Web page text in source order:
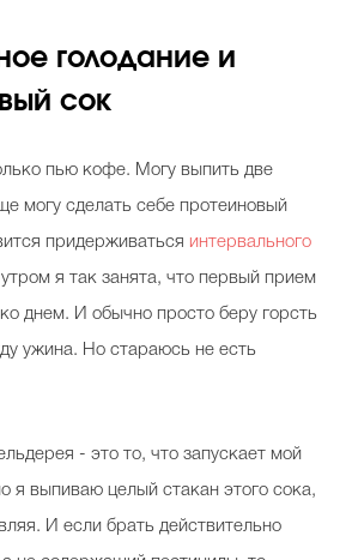
голодание и
сок
пью кофе. Могу выпить две
могу сделать себе протеиновый
придерживаться интервального
я так занята, что первый прием
днем. И обычно просто беру горсть
ужина. Но стараюсь не есть
- это то, что запускает мой
я выпиваю целый стакан этого сока,
И если брать действительно